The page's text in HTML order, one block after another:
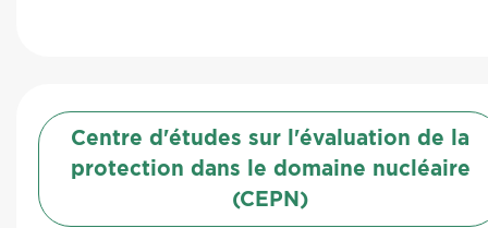
Centre d'études sur l'évaluation de la
protection dans le domaine nucléaire
(CEPN)